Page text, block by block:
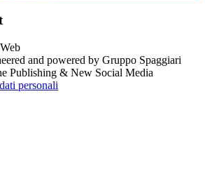
and powered by Gruppo Spaggiari
Publishing & New Social Media
personali